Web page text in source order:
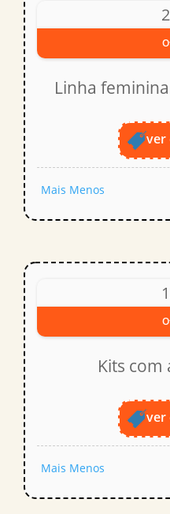
Linha
ver
Mais Menos
Kits com
ver
Mais Menos